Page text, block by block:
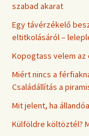
szabad akarat
Egy távérzékelő
eltitkolásáról –
Kopogtass velem az
Miért nincs a
Családállítás a
Mit jelent, ha
Külföldre költöztél?